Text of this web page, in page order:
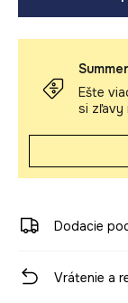
Ešte
si zľavy
Dodacie
Vrátenie a